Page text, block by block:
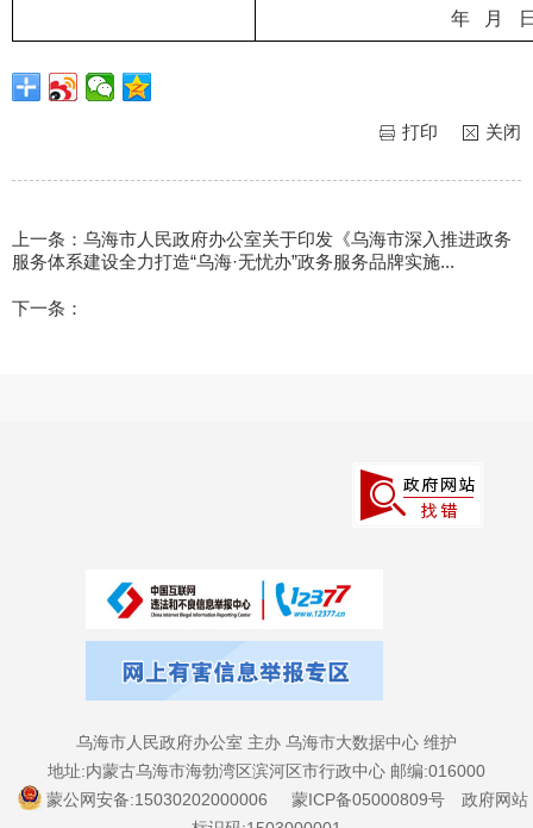
年 月
关闭
打印
上一条： 乌海市人民政府办公室关于印发《乌海市深入推进政务
服务体系建设全力打造“乌海·无忧办”政务服务品牌实施...
下一条：
乌海市人民政府办公室 主办 乌海市大数据中心 维护
地址:内蒙古乌海市海勃湾区滨河区市行政中心 邮编:016000
蒙公网安备:15030202000006
蒙ICP备05000809号
政府网站